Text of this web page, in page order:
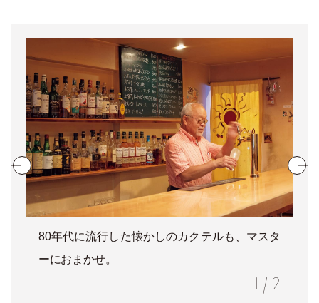
80年代に流行した懐かしのカクテルも、マスタ
ーにおまかせ。
/ 2